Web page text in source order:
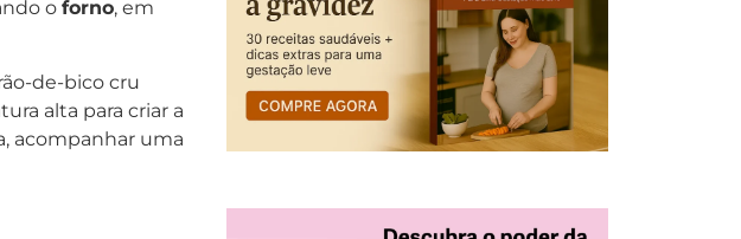
o forno, em
de-bico cru
alta para criar a
acompanhar uma